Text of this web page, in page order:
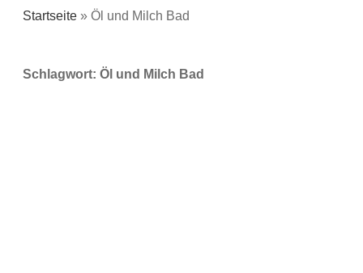
Cookie-Richtlinie (EU)
Mail
Startseite » Öl und Milch Bad
Schlagwort: Öl und Milch Bad